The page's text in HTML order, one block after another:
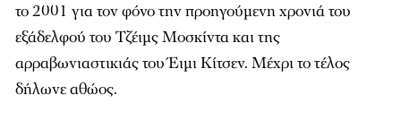
το 2001 για τον φόνο την προηγούμενη χρονιά του
εξάδελφού του Τζέιμς Μοσκίντα και της
αρραβωνιαστικιάς του Έιμι Κίτσεν. Μέχρι το τέλος
δήλωνε αθώος.